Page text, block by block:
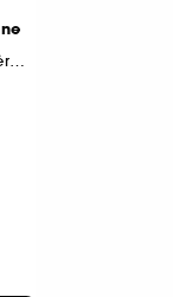
Palette d'ombres à paupières Midi +